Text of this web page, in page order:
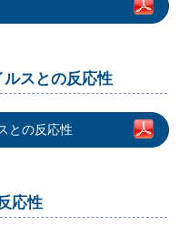
スとの反応性
との反応性
応性